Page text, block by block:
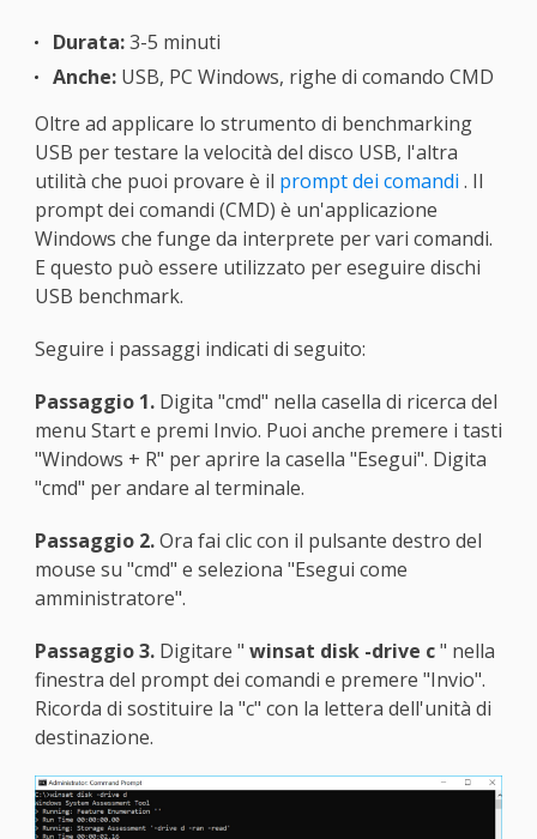
Durata:3-5 minuti
Anche:USB, PC Windows, righe di comando CMD
Oltre ad applicare lo strumento di benchmarking
USB per testare la velocità del disco USB, l'altra
utilità che puoi provare è il prompt dei comandi . Il
prompt dei comandi (CMD) è un'applicazione
Windows che funge da interprete per vari comandi.
E questo può essere utilizzato per eseguire dischi
USB benchmark.
Seguire i passaggi indicati di seguito:
Passaggio 1.Digita "cmd" nella casella di ricerca del
menu Start e premi Invio. Puoi anche premere i tasti
"Windows + R" per aprire la casella "Esegui". Digita
"cmd" per andare al terminale.
Passaggio 2.Ora fai clic con il pulsante destro del
mouse su "cmd" e seleziona "Esegui come
amministratore".
Passaggio 3.Digitare " winsat disk -drive c" nella
finestra del prompt dei comandi e premere "Invio".
Ricorda di sostituire la "c" con la lettera dell'unità di
destinazione.